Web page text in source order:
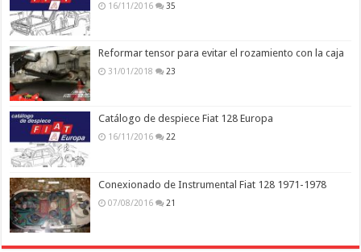
16/11/2016 35
Reformar tensor para evitar el rozamiento con la caja
31/01/2018 23
Catálogo de despiece Fiat 128 Europa
16/11/2016 22
Conexionado de Instrumental Fiat 128 1971-1978
07/08/2016 21